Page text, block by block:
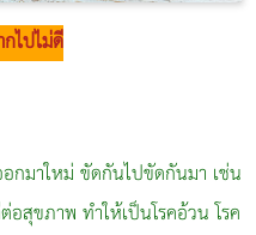
ไปไม่ดี
กมาใหม่ ขัดกันไปขัดกันมา เช่น
อสุขภาพ ทำให้เป็นโรคอ้วน โรค